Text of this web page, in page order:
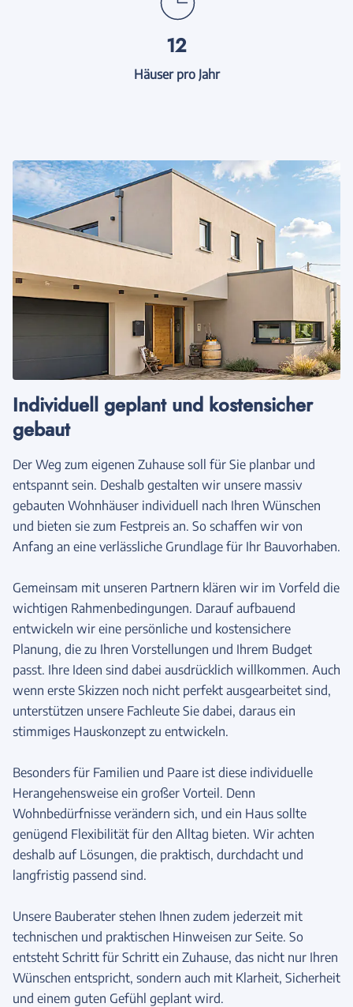
12
Häuser pro Jahr
Individuell geplant und kostensicher
gebaut
Der Weg zum eigenen Zuhause soll für Sie planbar und
entspannt sein. Deshalb gestalten wir unsere massiv
gebauten Wohnhäuser individuell nach Ihren Wünschen
und bieten sie zum Festpreis an. So schaffen wir von
Anfang an eine verlässliche Grundlage für Ihr Bauvorhaben.
Gemeinsam mit unseren Partnern klären wir im Vorfeld die
wichtigen Rahmenbedingungen. Darauf aufbauend
entwickeln wir eine persönliche und kostensichere
Planung, die zu Ihren Vorstellungen und Ihrem Budget
passt. Ihre Ideen sind dabei ausdrücklich willkommen. Auch
wenn erste Skizzen noch nicht perfekt ausgearbeitet sind,
unterstützen unsere Fachleute Sie dabei, daraus ein
stimmiges Hauskonzept zu entwickeln.
Besonders für Familien und Paare ist diese individuelle
Herangehensweise ein großer Vorteil. Denn
Wohnbedürfnisse verändern sich, und ein Haus sollte
genügend Flexibilität für den Alltag bieten. Wir achten
deshalb auf Lösungen, die praktisch, durchdacht und
langfristig passend sind.
Unsere Bauberater stehen Ihnen zudem jederzeit mit
technischen und praktischen Hinweisen zur Seite. So
entsteht Schritt für Schritt ein Zuhause, das nicht nur Ihren
Wünschen entspricht, sondern auch mit Klarheit, Sicherheit
und einem guten Gefühl geplant wird.